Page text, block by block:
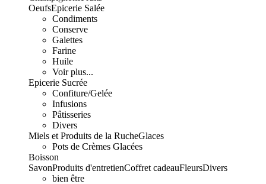
OeufsEpicerie Salée
Condiments
Conserve
Galettes
Farine
Huile
Voir plus...
Epicerie Sucrée
Confiture/Gelée
Infusions
Pâtisseries
Divers
Miels et Produits de la RucheGlaces
Pots de Crèmes Glacées
Boisson
SavonProduits d'entretienCoffret cadeauFleursDivers
bien être